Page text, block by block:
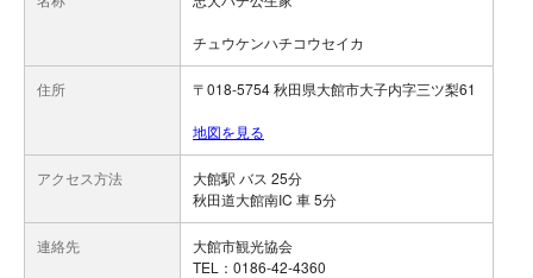
チュウケンハチコウセイカ
住所 〒018-5754 秋田県大館市大子内字三ツ梨61
地図を見る
アクセス方法
大館駅 バス 25分
秋田道大館南IC 車 5分
連絡先
大館市観光協会
TEL：0186-42-4360